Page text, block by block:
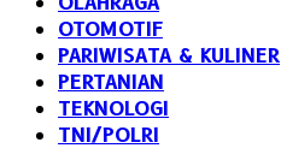
OTOMOTIF
PARIWISATA & KULINER
PERTANIAN
TEKNOLOGI
TNI/POLRI